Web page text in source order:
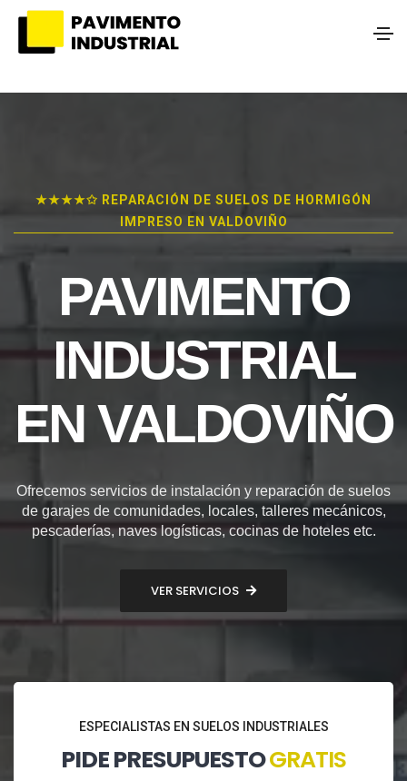
★★★★✩ REPARACIÓN DE SUELOS DE HORMIGÓN
IMPRESO EN VALDOVIÑO
PAVIMENTO
INDUSTRIAL
EN VALDOVIÑO
Ofrecemos servicios de instalación y reparación de suelos
de garajes de comunidades, locales, talleres mecánicos,
pescaderías, naves logísticas, cocinas de hoteles etc.
VER SERVICIOS
ESPECIALISTAS EN SUELOS INDUSTRIALES
PIDE PRESUPUESTOGRATIS